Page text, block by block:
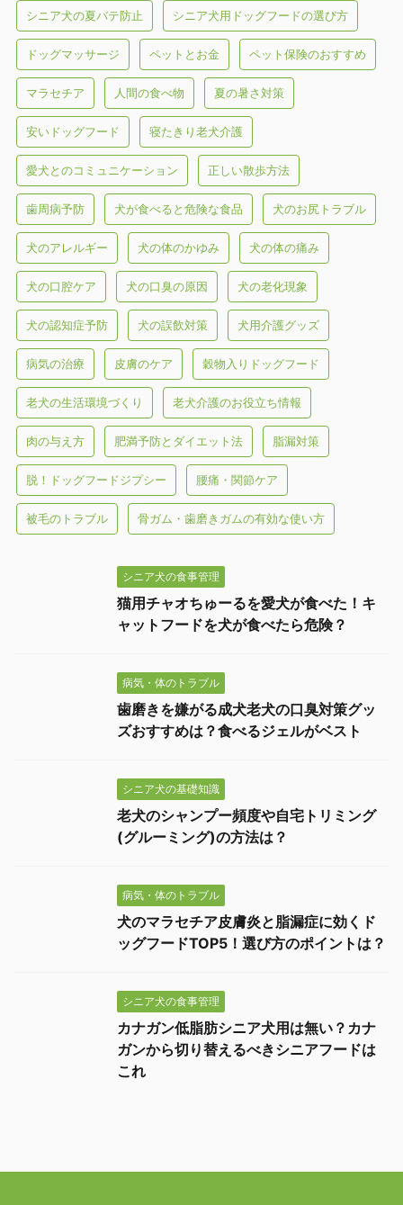
シニア犬の夏バテ防止 シニア犬用ドッグフードの選び方
ドッグマッサージ ペットとお金 ペット保険のおすすめ
マラセチア 人間の食べ物 夏の暑さ対策
安いドッグフード 寝たきり老犬介護
愛犬とのコミュニケーション 正しい散歩方法
歯周病予防 犬が食べると危険な食品 犬のお尻トラブル
犬のアレルギー 犬の体のかゆみ 犬の体の痛み
犬の口腔ケア 犬の口臭の原因 犬の老化現象
犬の認知症予防 犬の誤飲対策 犬用介護グッズ
病気の治療 皮膚のケア 穀物入りドッグフード
老犬の生活環境づくり 老犬介護のお役立ち情報
肉の与え方 肥満予防とダイエット法 脂漏対策
脱！ドッグフードジプシー 腰痛・関節ケア
被毛のトラブル 骨ガム・歯磨きガムの有効な使い方
シニア犬の食事管理
猫用チャオちゅーるを愛犬が食べた！キ
ャットフードを犬が食べたら危険？
病気・体のトラブル
歯磨きを嫌がる成犬老犬の口臭対策グッ
ズおすすめは？食べるジェルがベスト
シニア犬の基礎知識
老犬のシャンプー頻度や自宅トリミング
(グルーミング)の方法は？
病気・体のトラブル
犬のマラセチア皮膚炎と脂漏症に効くド
ッグフードTOP5！選び方のポイントは？
シニア犬の食事管理
カナガン低脂肪シニア犬用は無い？カナ
ガンから切り替えるべきシニアフードは
これ